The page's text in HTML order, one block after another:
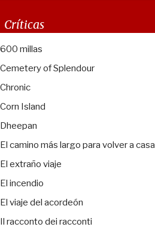
Críticas
600 millas
Cemetery of Splendour
Chronic
Corn Island
Dheepan
El camino más largo para volver a casa
El extraño viaje
El incendio
El viaje del acordeón
Il racconto dei racconti